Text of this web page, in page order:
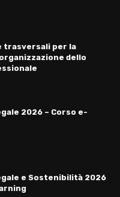
trasversali per la
dello
2026 – Corso e-
e Sostenibilità 2026